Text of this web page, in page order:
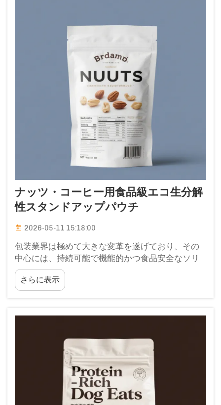
ナッツ・コーヒー用食品級エコ生分解
性スタンドアップパウチ
2026-05-11 15:18:00
包装業界は極めて大きな変革を遂げており、その
中心には、持続可能で機能的かつ食品安全なソリ
ューションに対する需要の高まりがあります。生
分解性スタンドアップパウチは、こうした課題に
対して最も説得力のある回答の一つとして登場し
さらに表示